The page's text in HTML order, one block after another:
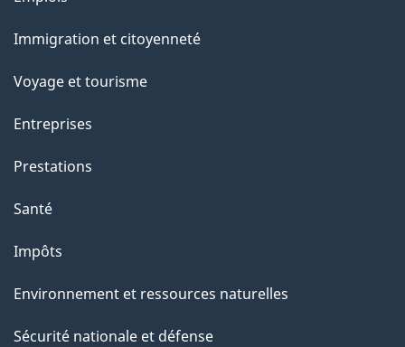
a
p
a
g
e
sujets
Immigration et citoyenneté
Voyage et tourisme
Entreprises
Prestations
Santé
Impôts
Environnement et ressources naturelles
Sécurité nationale et défense